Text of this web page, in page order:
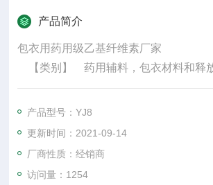
产品简介
包衣用药用级乙基纤维素厂家
【类别】 药用辅料，包衣材料和释放
在欧、美、日本等国,薄膜片已大量
成为必然趋势,国内许多药品如采用薄
提高药品的质量,尤其是对中药制剂的
产品型号：YJ8
更新时间：2021-09-14
厂商性质：经销商
访问量：1254